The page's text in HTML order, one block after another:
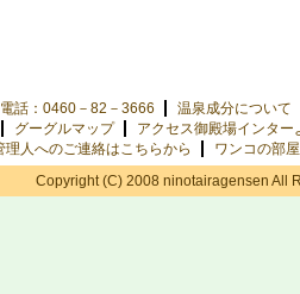
話：0460－82－3666
温泉成分について
グーグルマップ
アクセス御殿場インター
理人へのご連絡はこちらから
ワンコの部屋
Copyright (C) 2008 ninotairagensen All